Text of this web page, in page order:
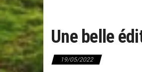
Une belle
19/05/2022